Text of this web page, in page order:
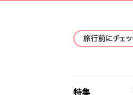
特集